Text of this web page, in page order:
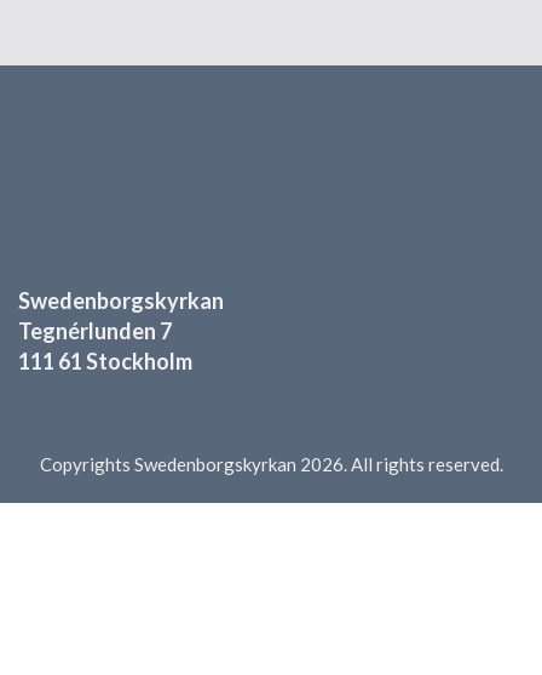
Swedenborgskyrkan
Tegnérlunden 7
111 61 Stockholm
Copyrights Swedenborgskyrkan 2026. All rights reserved.